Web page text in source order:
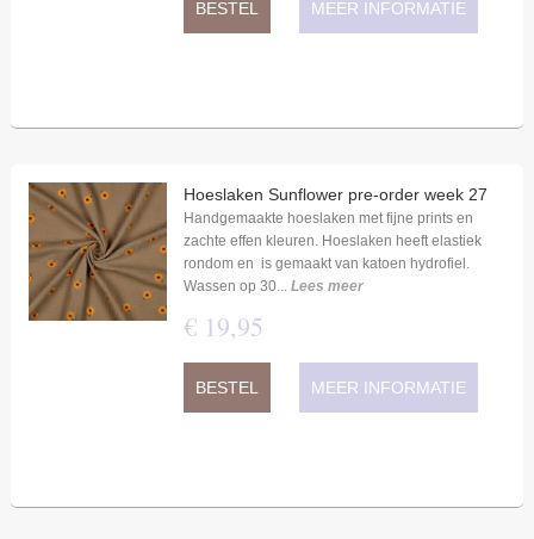
BESTEL MEER INFORMATIE
Hoeslaken Sunflower pre-order week 27
Handgemaakte hoeslaken met fijne prints en
zachte effen kleuren. Hoeslaken heeft elastiek
rondom en is gemaakt van katoen hydrofiel.
Wassen op 30... Lees meer
€ 19,95
BESTEL MEER INFORMATIE